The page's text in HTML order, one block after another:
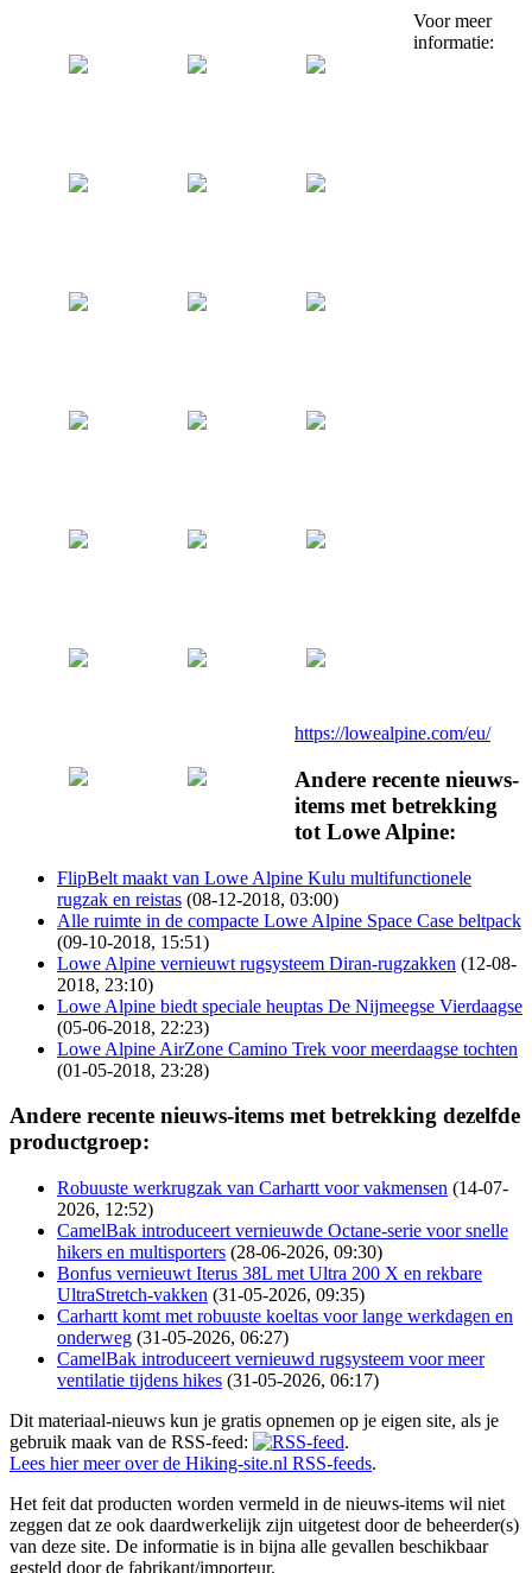
Voor meer
informatie:
https://lowealpine.com/eu/
Andere recente nieuws-
items met betrekking
tot Lowe Alpine:
FlipBelt maakt van Lowe Alpine Kulu multifunctionele
rugzak en reistas (08-12-2018, 03:00)
Alle ruimte in de compacte Lowe Alpine Space Case beltpack
(09-10-2018, 15:51)
Lowe Alpine vernieuwt rugsysteem Diran-rugzakken (12-08-
2018, 23:10)
Lowe Alpine biedt speciale heuptas De Nijmeegse Vierdaagse
(05-06-2018, 22:23)
Lowe Alpine AirZone Camino Trek voor meerdaagse tochten
(01-05-2018, 23:28)
Andere recente nieuws-items met betrekking dezelfde
productgroep:
Robuuste werkrugzak van Carhartt voor vakmensen (14-07-
2026, 12:52)
CamelBak introduceert vernieuwde Octane-serie voor snelle
hikers en multisporters (28-06-2026, 09:30)
Bonfus vernieuwt Iterus 38L met Ultra 200 X en rekbare
UltraStretch-vakken (31-05-2026, 09:35)
Carhartt komt met robuuste koeltas voor lange werkdagen en
onderweg (31-05-2026, 06:27)
CamelBak introduceert vernieuwd rugsysteem voor meer
ventilatie tijdens hikes (31-05-2026, 06:17)
Dit materiaal-nieuws kun je gratis opnemen op je eigen site, als je
gebruik maak van de RSS-feed:
.
Lees hier meer over de Hiking-site.nl RSS-feeds.
Het feit dat producten worden vermeld in de nieuws-items wil niet
zeggen dat ze ook daardwerkelijk zijn uitgetest door de beheerder(s)
van deze site. De informatie is in bijna alle gevallen beschikbaar
gesteld door de fabrikant/importeur.